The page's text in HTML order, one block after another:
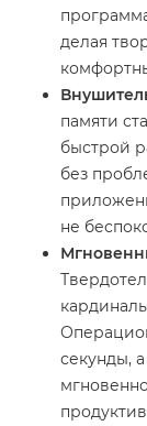
делая
памяти
быстрой
без
не
секунды,